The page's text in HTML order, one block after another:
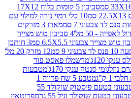
סביבון 5 קומות בלוח 17X12
10 כלי דמוי נורה למילוי עם
מארז 3 מזרקים
4 סביבון טוש מצייר
3 חותכן
12 מזרק 20 מל'
מרשמלו פאסט פוד
ענקי 170ג'
מטבעות
מטבע 5 שח פרווה 1
פרוטאין פרו-חטיף חלבון טבעוני בטעם פיסטוק שוקולד 55
וניל 55 גרם
פרוטאין